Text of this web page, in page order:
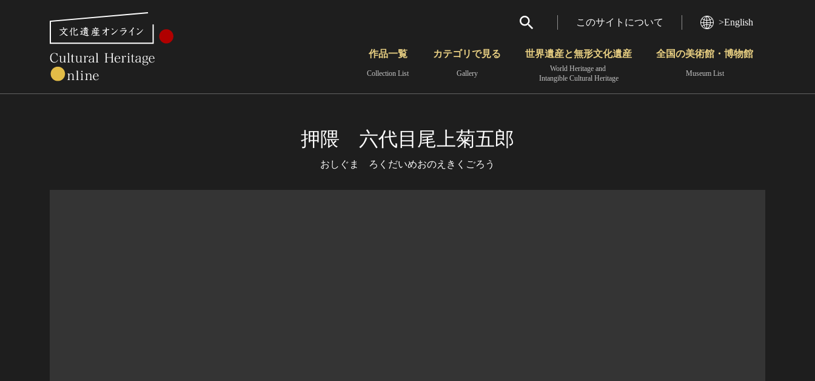
このサイトについて >English
作品一覧
Collection List
カテゴリで見る
Gallery
世界遺産と無形文化遺産
World Heritage and
Intangible Cultural Heritage
全国の美術館・博物館
Museum List
押隈 六代目尾上菊五郎
おしぐま ろくだいめおのえきくごろう